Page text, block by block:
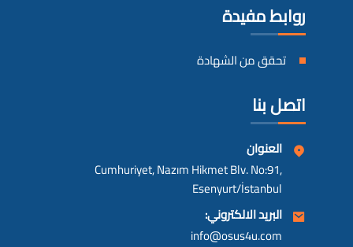
روابط مفيدة
تحقق من الشهادة
اتصل بنا
العنوان
Cumhuriyet, Nazım Hikmet Blv. No:91,
Esenyurt/İstanbul
البريد الالكتروني:
info@osus4u.com